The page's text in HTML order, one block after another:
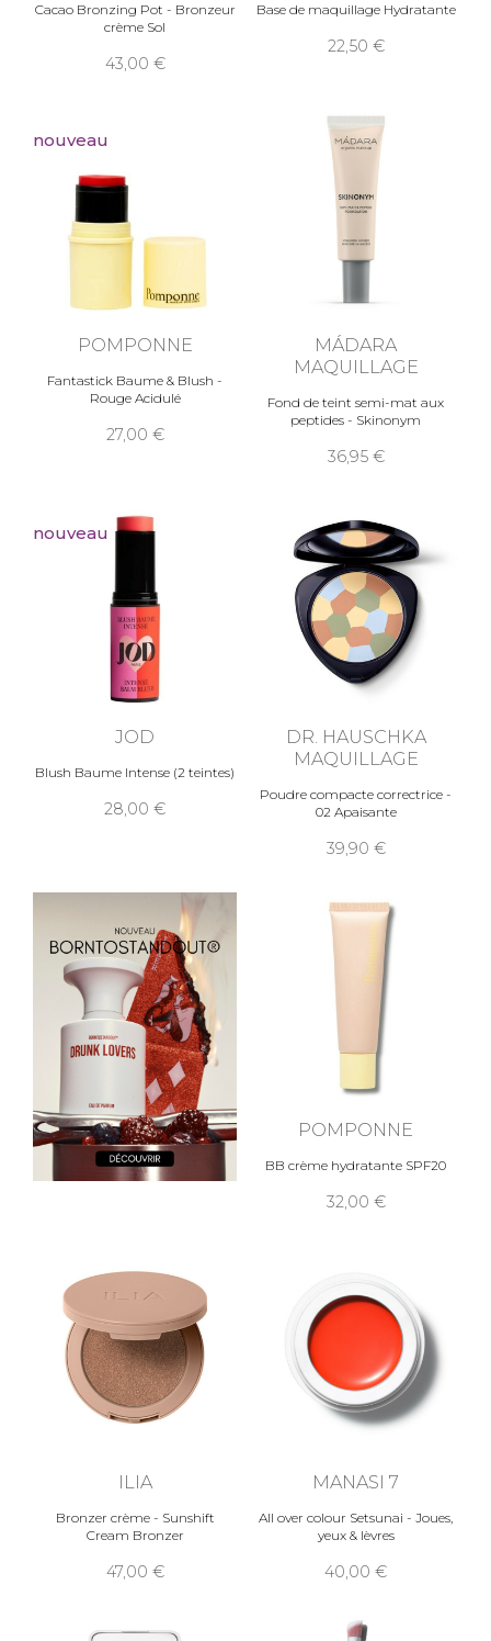
Cacao Bronzing Pot - Bronzeur
crème Sol
43,00
Base de maquillage Hydratante
22,50
nouveau
POMPONNE
Fantastick Baume & Blush -
Rouge Acidulé
27,00
MÁDARA
MAQUILLAGE
Fond de teint semi-mat aux
peptides - Skinonym
36,95
nouveau
JOD
Blush Baume Intense (2 teintes)
28,00
DR. HAUSCHKA
MAQUILLAGE
Poudre compacte correctrice -
02 Apaisante
39,90
POMPONNE
BB crème hydratante SPF20
32,00
ILIA
Bronzer crème - Sunshift
Cream Bronzer
47,00
MANASI 7
All over colour Setsunai - Joues,
yeux & lèvres
40,00